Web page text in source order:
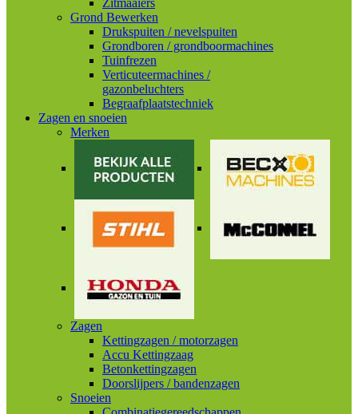
Zitmaaiers
Grond Bewerken
Drukspuiten / nevelspuiten
Grondboren / grondboormachines
Tuinfrezen
Verticuteermachines /
gazonbeluchters
Begraafplaatstechniek
Zagen en snoeien
Merken
Zagen
Kettingzagen / motorzagen
Accu Kettingzaag
Betonkettingzagen
Doorslijpers / bandenzagen
Snoeien